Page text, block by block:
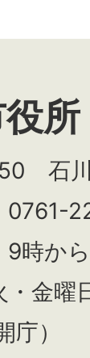
所
石川
0761-
9時か
・金曜
）